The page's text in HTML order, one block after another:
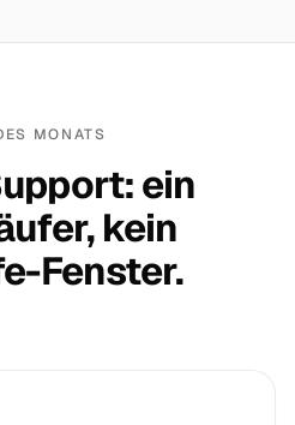
MONATS
ein
kein
Fenster.